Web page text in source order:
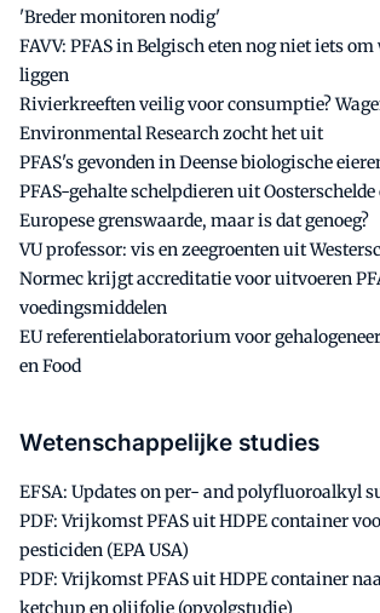
'Breder monitoren nodig'
FAVV: PFAS in Belgisch eten nog niet iets
liggen
Rivierkreeften veilig voor consumptie?
Environmental Research zocht het uit
PFAS's gevonden in Deense biologische
PFAS-gehalte schelpdieren uit
Europese grenswaarde, maar is dat genoeg?
VU professor: vis en zeegroenten uit
Normec krijgt accreditatie voor uitvoeren
voedingsmiddelen
EU referentielaboratorium voor
en Food
Wetenschappelijke studies
EFSA: Updates on per- and polyfluoroalkyl
PDF: Vrijkomst PFAS uit HDPE container
pesticiden (EPA USA)
PDF: Vrijkomst PFAS uit HDPE container
ketchup en olijfolie (opvolgstudie)